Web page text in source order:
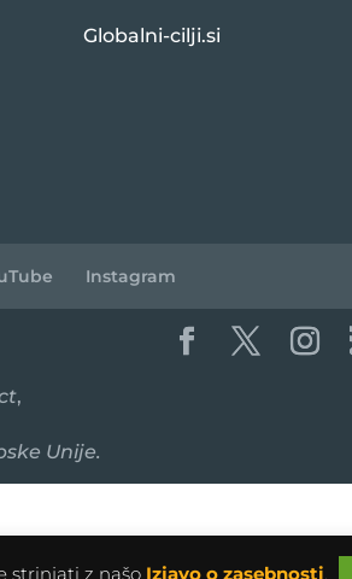
Globalni-cilji.si
Instagram
,
Unije.
strinjati z našo Izjavo o zasebnosti.